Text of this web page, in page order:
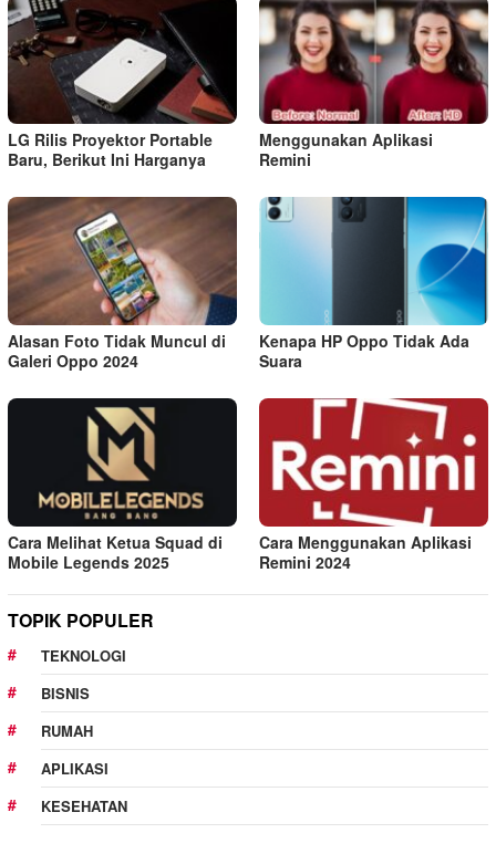
LG Rilis Proyektor Portable
Baru, Berikut Ini Harganya
Menggunakan Aplikasi
Remini
Alasan Foto Tidak Muncul di
Galeri Oppo 2024
Kenapa HP Oppo Tidak Ada
Suara
Cara Melihat Ketua Squad di
Mobile Legends 2025
Cara Menggunakan Aplikasi
Remini 2024
TOPIK POPULER
TEKNOLOGI
BISNIS
RUMAH
APLIKASI
KESEHATAN